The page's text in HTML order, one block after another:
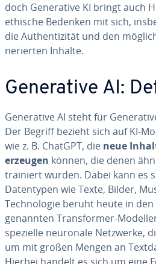
doch Ge­ne­ra­ti­ve KI bringt auch
ethische Bedenken mit sich,
die Au­then­ti­zi­tät und den
ne­rier­ten Inhalte.
Ge­ne­ra­ti­ve AI:
Ge­ne­ra­ti­ve AI steht für
Der Begriff bezieht sich auf KI-
wie z. B. ChatGPT, die neue
erzeugen können, die denen
trainiert wurden. Dabei kann es
Da­ten­ty­pen wie Texte, Bilder,
Tech­no­lo­gie beruht heute in
ge­nann­ten Trans­for­mer-
spezielle neuronale Netzwerke,
um mit großen Mengen an